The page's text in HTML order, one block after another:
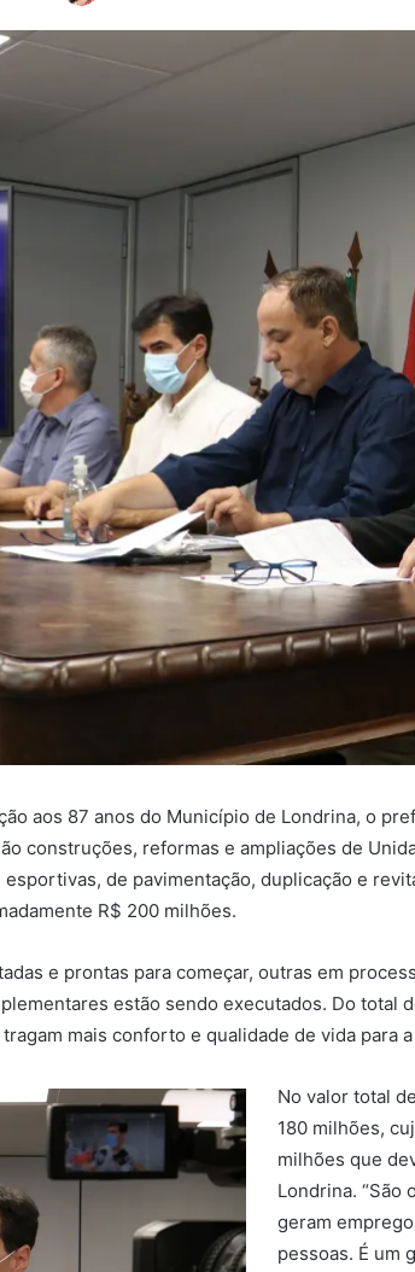
aos 87 anos do Município de Londrina, o
construções, reformas e ampliações de
de pavimentação, duplicação e
R$ 200 milhões.
e prontas para começar, outras em
estão sendo executados. Do total
mais conforto e qualidade de vida para
No valor total
180 milhões,
milhões que
Londrina. “São
geram
pessoas. É um